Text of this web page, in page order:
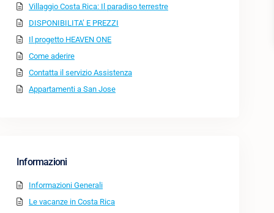
Villaggio Costa Rica: Il paradiso terrestre
DISPONIBILITA’ E PREZZI
Il progetto HEAVEN ONE
Come aderire
Contatta il servizio Assistenza
Appartamenti a San Jose
Informazioni
Informazioni Generali
Le vacanze in Costa Rica